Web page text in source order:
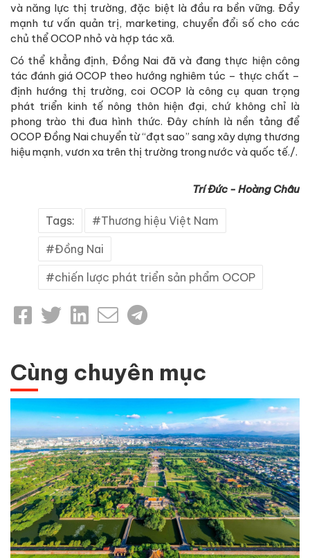
và năng lực thị trường, đặc biệt là đầu ra bền vững. Đẩy
mạnh tư vấn quản trị, marketing, chuyển đổi số cho các
chủ thể OCOP nhỏ và hợp tác xã.
Có thể khẳng định, Đồng Nai đã và đang thực hiện công
tác đánh giá OCOP theo hướng nghiêm túc – thực chất –
định hướng thị trường, coi OCOP là công cụ quan trọng
phát triển kinh tế nông thôn hiện đại, chứ không chỉ là
phong trào thi đua hình thức. Đây chính là nền tảng để
OCOP Đồng Nai chuyển từ “đạt sao” sang xây dựng thương
hiệu mạnh, vươn xa trên thị trường trong nước và quốc tế./.
Trí Đức - Hoàng Châu
Tags: Thương hiệu Việt Nam
Đồng Nai
chiến lược phát triển sản phẩm OCOP
Cùng chuyên mục